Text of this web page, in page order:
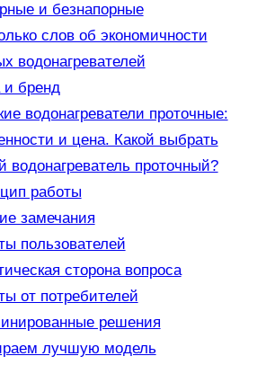
и безнапорные
слов об экономичности
водонагревателей
бренд
водонагреватели проточные:
и цена. Какой выбрать
водонагреватель проточный?
работы
замечания
пользователей
сторона вопроса
от потребителей
решения
лучшую модель